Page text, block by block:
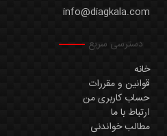
info@diagkala.com
دسترسی سریع
خانه
قوانین و مقررات
حساب کاربری من
ارتباط با ما
مطالب خواندنی